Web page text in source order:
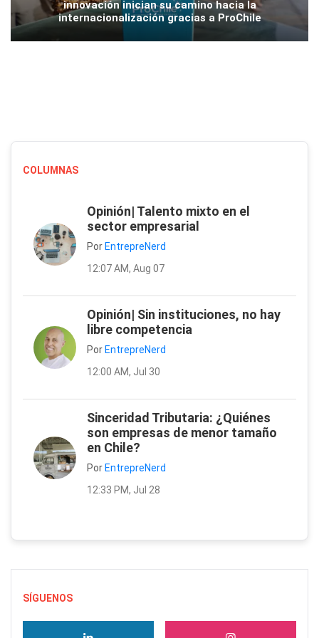
innovación inician su camino hacia la
internacionalización gracias a ProChile
COLUMNAS
Opinión| Talento mixto en el
sector empresarial
Por EntrepreNerd
12:07 AM, Aug 07
Opinión| Sin instituciones, no hay
libre competencia
Por EntrepreNerd
12:00 AM, Jul 30
Sinceridad Tributaria: ¿Quiénes
son empresas de menor tamaño
en Chile?
Por EntrepreNerd
12:33 PM, Jul 28
SÍGUENOS